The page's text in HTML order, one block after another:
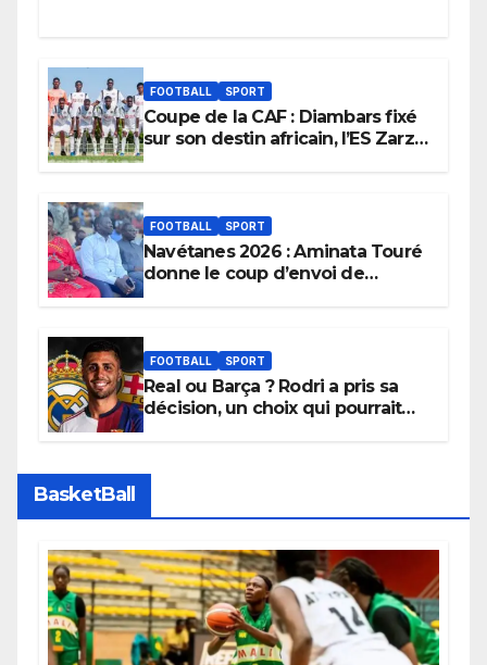
FOOTBALL SPORT
Coupe de la CAF : Diambars fixé
sur son destin africain, l’ES Zarzis
FOOTBALL SPORT
Navétanes 2026 : Aminata Touré
donne le coup d’envoi de
apaisées.
FOOTBALL SPORT
Real ou Barça ? Rodri a pris sa
décision, un choix qui pourrait
BasketBall